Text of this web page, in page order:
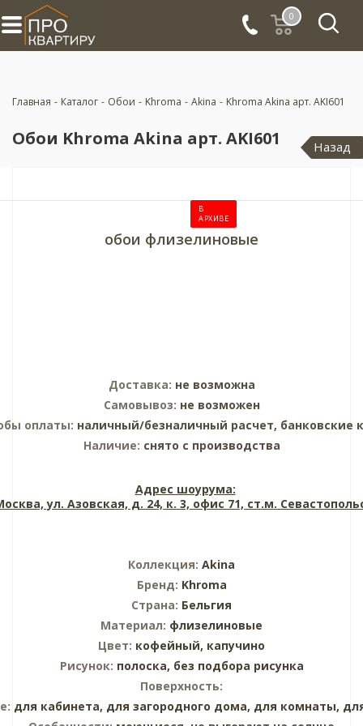
0
Главная - Каталог - Обои - Khroma - Akina - Khroma Akina арт. AKI601
Обои Khroma Akina арт. AKI601 Назад
В
АРХИВЕ
обои флизелиновые
Доставка: не возможна
Самовывоз: не возможен
оплаты: наличный/безналичный расчет, банковские
Наличие: снято с производства
Адрес шоурума:
ул. Азовская, д. 24, к. 3, офис 71, ст.м.
Коллекция: Akina
Бренд: Khroma
Страна: Бельгия
Материал: флизелиновые
Цвет: кофейный, капучино
Рисунок: полоска, без подбора рисунка
Поверхность:
для кабинета, для загородного дома, для комнаты,